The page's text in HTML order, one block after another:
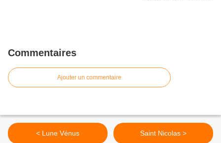
Commentaires
Ajouter un commentaire
< Lune Vénus Saint Nicolas >